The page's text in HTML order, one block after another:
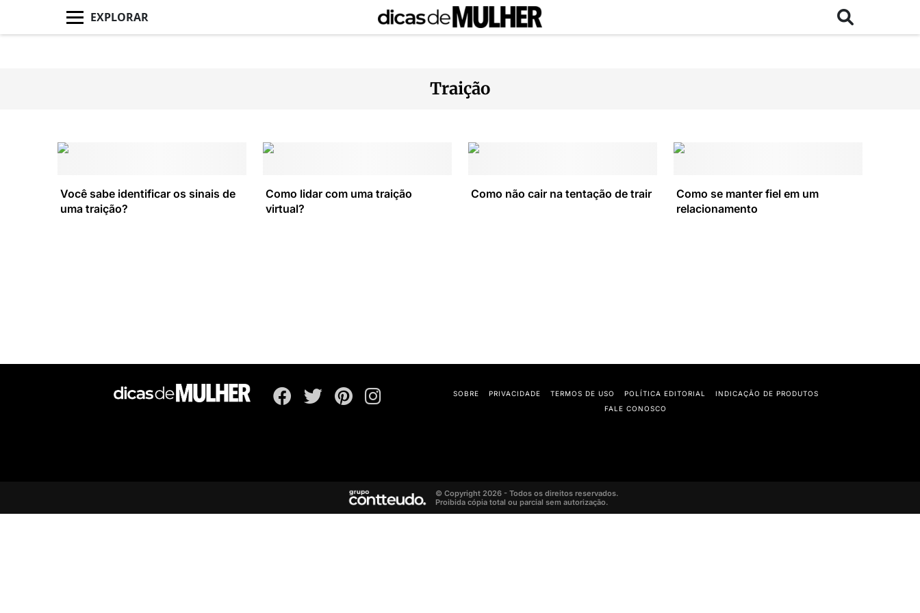
EXPLORAR
Traição
Você sabe identificar os sinais de
uma traição?
Como lidar com uma traição
virtual?
Como não cair na tentação de trair
Como se manter fiel em um
relacionamento
SOBRE PRIVACIDADE TERMOS DE USO POLÍTICA EDITORIAL
INDICAÇÃO DE PRODUTOS
FALE CONOSCO
© Copyright 2026 - Todos os direitos reservados.
Proibida cópia total ou parcial sem autorização.